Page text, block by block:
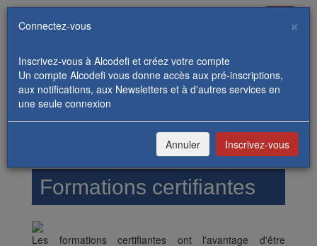
Connectez-vous ×
Inscrivez-vous à Alcodefi et créez votre compte
Un compte Alcodefi vous donne accès aux pré-inscriptions,
aux notifications, aux Newsletters et à d'autres services en
une seule connexion
Annuler Inscrivez-vous
REJOIGNEZ-NOUS
Formations certifiantes
Les formations certifiantes ont l'avantage d'être